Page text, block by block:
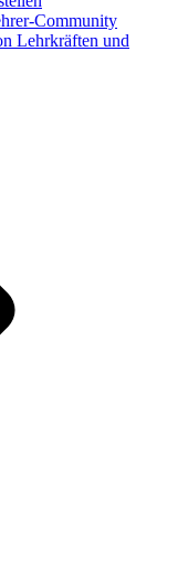
Community
Lehrkräften und